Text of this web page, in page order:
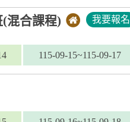
混合課程)
我要報名
115-09-15~115-09-17